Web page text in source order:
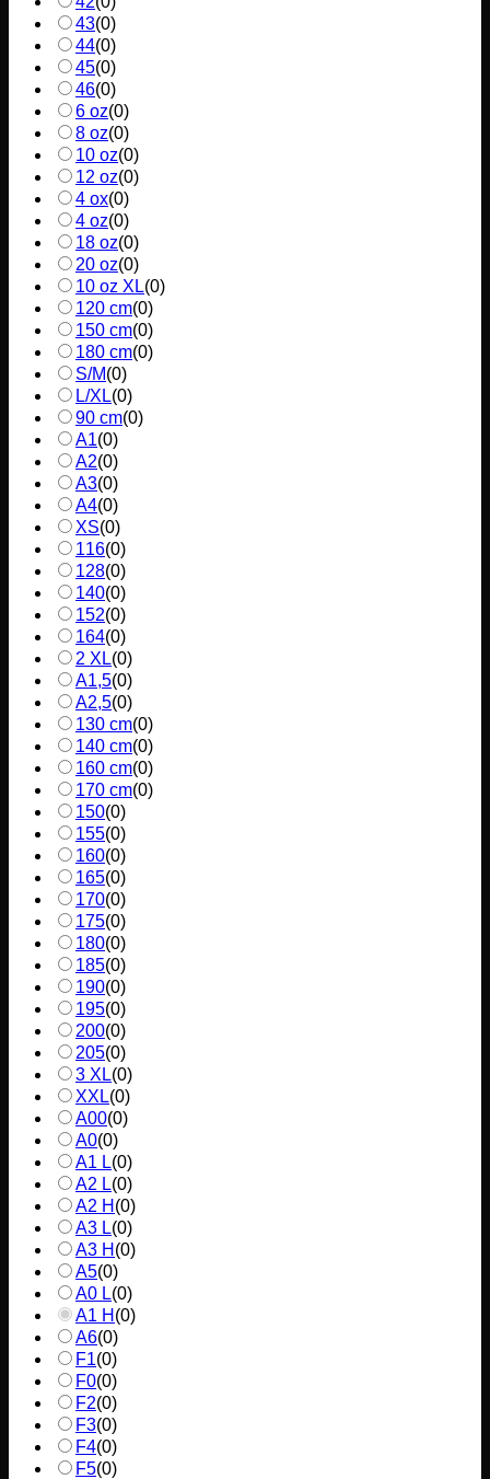
43(0)
44(0)
45(0)
46(0)
6 oz(0)
8 oz(0)
10 oz(0)
12 oz(0)
4 ox(0)
4 oz(0)
18 oz(0)
20 oz(0)
10 oz XL(0)
120 cm(0)
150 cm(0)
180 cm(0)
S/M(0)
L/XL(0)
90 cm(0)
A1(0)
A2(0)
A3(0)
A4(0)
XS(0)
116(0)
128(0)
140(0)
152(0)
164(0)
2 XL(0)
A1,5(0)
A2,5(0)
130 cm(0)
140 cm(0)
160 cm(0)
170 cm(0)
150(0)
155(0)
160(0)
165(0)
170(0)
175(0)
180(0)
185(0)
190(0)
195(0)
200(0)
205(0)
3 XL(0)
XXL(0)
A00(0)
A0(0)
A1 L(0)
A2 L(0)
A2 H (0)
A3 L(0)
A3 H (0)
A5(0)
A0 L(0)
A1 H (0)
A6(0)
F1(0)
F0(0)
F2(0)
F3(0)
F4(0)
F5(0)